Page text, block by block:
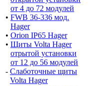
от 4 до 72 модулей
• FWB 36-336 мод.
Hager
• Orion IP65 Hager
• Щиты Volta Hager
отрытой установки
от 12 до 56 модулей
- Слаботочные щиты
Volta Hager